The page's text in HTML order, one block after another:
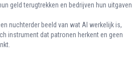
geld terugtrekken en bedrijven hun uitgaven
nuchterder beeld van wat AI werkelijk is,
instrument dat patronen herkent en geen